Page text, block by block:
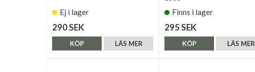
Ej i lager
290 SEK
LÄS MER
KÖP
Finns i lager
295 SEK
LÄS MER
KÖP